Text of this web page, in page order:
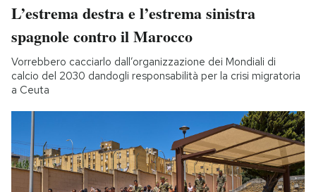
L’estrema destra e l’estrema sinistra
spagnole contro il Marocco
Vorrebbero cacciarlo dall’organizzazione dei Mondiali di
calcio del 2030 dandogli responsabilità per la crisi migratoria
a Ceuta